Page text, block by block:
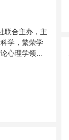
联合主办，主
学，繁荣学
心理学领域